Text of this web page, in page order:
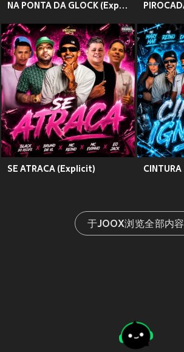
NA PONTA DA GLOCK (Explicit)
SE ATRACA (Explicit)
于JOOX浏览全部内容